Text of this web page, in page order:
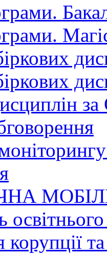
корупції